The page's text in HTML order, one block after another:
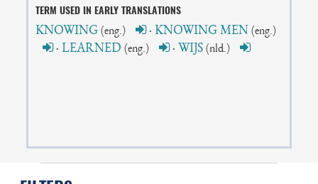
TERM USED IN EARLY TRANSLATIONS
KNOWING (eng.) ·KNOWING MEN (eng.)
·LEARNED (eng.) · WIJS (nld.)